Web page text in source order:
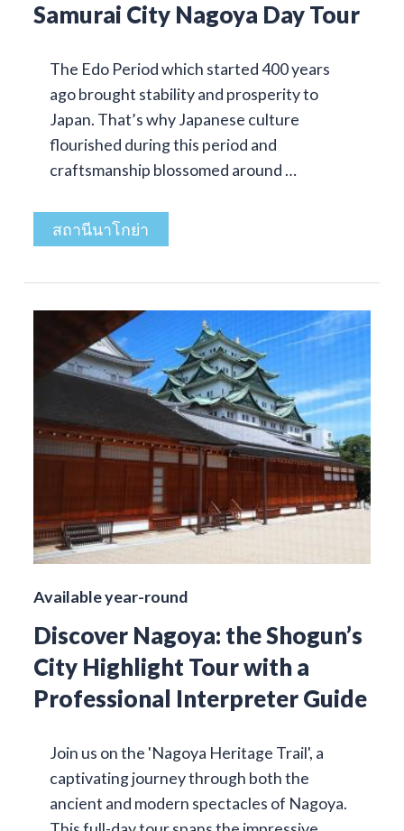
Samurai City Nagoya Day Tour
The Edo Period which started 400 years
ago brought stability and prosperity to
Japan. That’s why Japanese culture
flourished during this period and
craftsmanship blossomed around …
สถานีนาโกย่า
Available year-round
Discover Nagoya: the Shogun’s
City Highlight Tour with a
Professional Interpreter Guide
Join us on the 'Nagoya Heritage Trail', a
captivating journey through both the
ancient and modern spectacles of Nagoya.